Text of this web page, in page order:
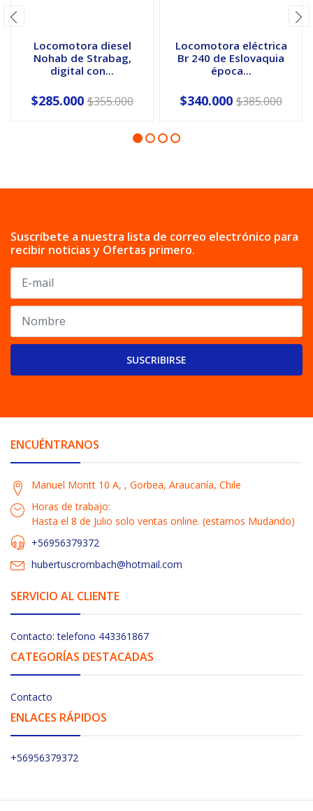
Locomotora diesel
Nohab de Strabag,
digital con...
$285.000 $355.000
Locomotora eléctrica
Br 240 de Eslovaquia
época...
$340.000 $385.000
Suscríbete a nuestra lista de correo electrónico para
recibir noticias y Ofertas primero.
SUSCRIBIRSE
ENCUÉNTRANOS
Manuel Montt 10 A, , Gorbea, Araucanía, Chile
Horas de trabajo:
Hasta el 8 de Julio solo ventas online. (estamos Mudando)
+56956379372
hubertuscrombach@hotmail.com
SERVICIO AL CLIENTE
Contacto: telefono 443361867
CATEGORÍAS DESTACADAS
Contacto
ENLACES RÁPIDOS
+56956379372